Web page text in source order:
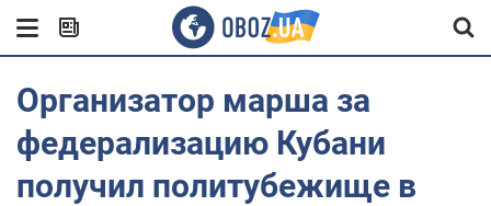
Организатор марша за
федерализацию Кубани
получил политубежище в